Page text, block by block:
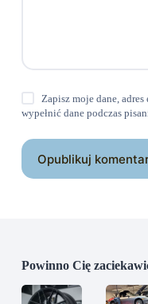
Zapisz moje dane,
wypełnić dane podczas
Opublikuj
Powinno Cię